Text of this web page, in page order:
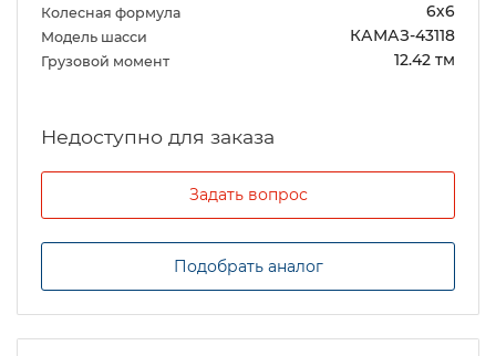
Колесная формула 6х6
Модель шасси КАМАЗ-43118
Грузовой момент 12.42 тм
Задать вопрос
Подобрать аналог